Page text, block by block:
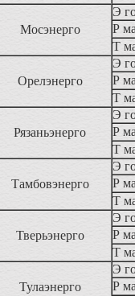
Мосэнерго
Э
Р
Т
Орелэнерго
Э
Р
Т
Рязаньэнерго
Э
Р
Т
Тамбовэнерго
Э
Р
Т
Тверьэнерго
Э
Р
Т
Тулаэнерго
Э
Р